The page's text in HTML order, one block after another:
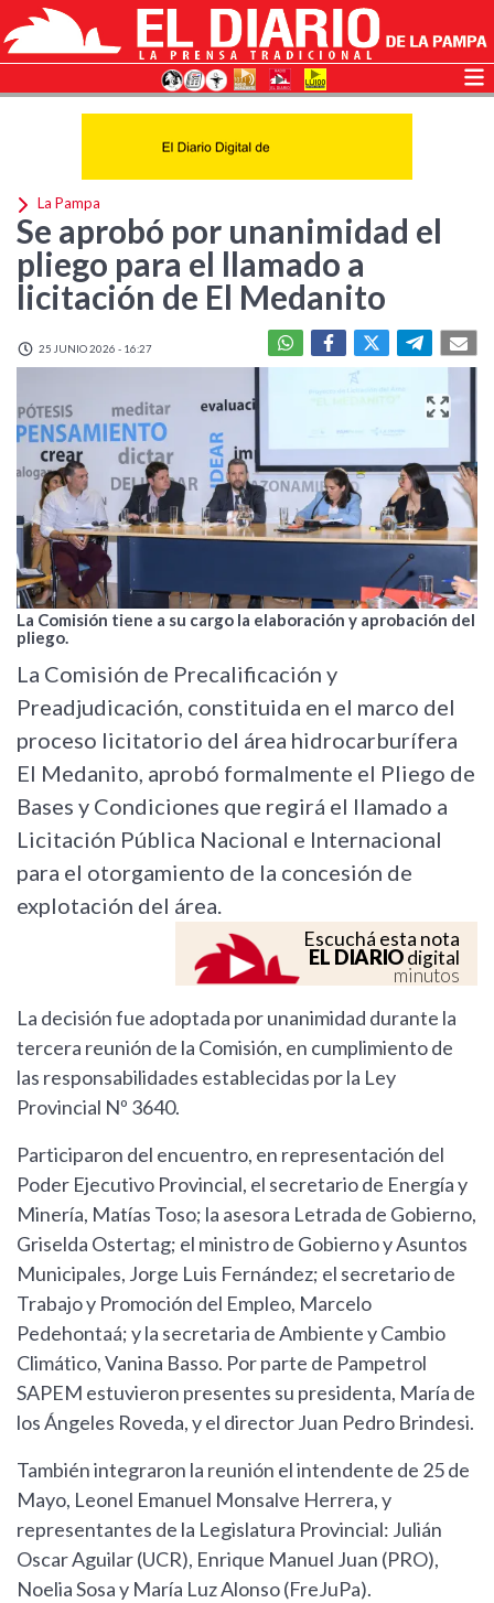
La Pampa
Se aprobó por unanimidad el
pliego para el llamado a
licitación de El Medanito
25 JUNIO 2026 - 16:27
La Comisión tiene a su cargo la elaboración y aprobación del
pliego.
La Comisión de Precalificación y
Preadjudicación, constituida en el marco del
proceso licitatorio del área hidrocarburífera
El Medanito, aprobó formalmente el Pliego de
Bases y Condiciones que regirá el llamado a
Licitación Pública Nacional e Internacional
para el otorgamiento de la concesión de
explotación del área.
Escuchá esta nota
EL DIARIOdigital
minutos
La decisión fue adoptada por unanimidad durante la
tercera reunión de la Comisión, en cumplimiento de
las responsabilidades establecidas por la Ley
Provincial Nº 3640.
Participaron del encuentro, en representación del
Poder Ejecutivo Provincial, el secretario de Energía y
Minería, Matías Toso; la asesora Letrada de Gobierno,
Griselda Ostertag; el ministro de Gobierno y Asuntos
Municipales, Jorge Luis Fernández; el secretario de
Trabajo y Promoción del Empleo, Marcelo
Pedehontaá; y la secretaria de Ambiente y Cambio
Climático, Vanina Basso. Por parte de Pampetrol
SAPEM estuvieron presentes su presidenta, María de
los Ángeles Roveda, y el director Juan Pedro Brindesi.
También integraron la reunión el intendente de 25 de
Mayo, Leonel Emanuel Monsalve Herrera, y
representantes de la Legislatura Provincial: Julián
Oscar Aguilar (UCR), Enrique Manuel Juan (PRO),
Noelia Sosa y María Luz Alonso (FreJuPa).